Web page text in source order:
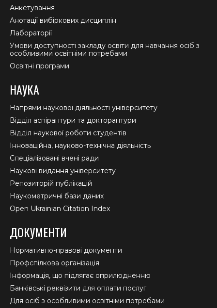
Анкетування
Анотації вибіркових дисциплін
Лабораторії
Умови доступності закладу освіти для навчання осіб з
особливими освітніми потребами
Освітні програми
НАУКА
Напрями наукової діяльності університету
Відділ аспірантури та докторантури
Відділ наукової роботи студентів
Інноваційна, науково-технічна діяльність
Спеціалізовані вчені ради
Наукові видання університету
Репозиторій публікацій
Наукометричні бази даних
Open Ukrainian Citation Index
ДОКУМЕНТИ
Нормативно-правові документи
Профспілкова організація
Інформація, що підлягає оприлюдненню
Банківські реквізити для оплати послуг
Для осіб з особливими освітніми потребами